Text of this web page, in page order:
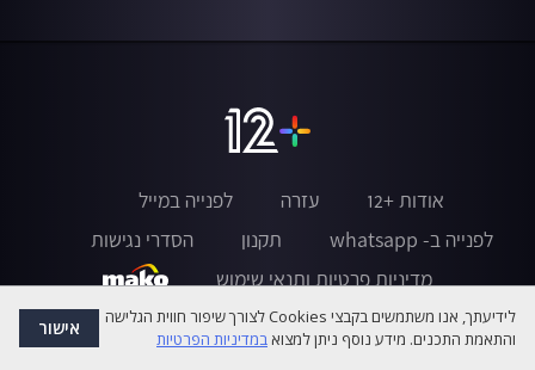
אודות +12 עזרה
לפנייה במייל
לפנייה ב- whatsapp
תקנון
הסדרי נגישות
מדיניות פרטיות ותנאי שימוש
לידיעתך, אנו משתמשים בקבצי Cookies לצורך שיפור חווית הגלישה
והתאמת התכנים. מידע נוסף ניתן למצואבמדיניות הפרטיות אישור